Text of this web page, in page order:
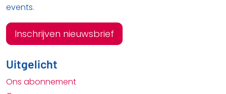
events.
Inschrijven nieuwsbrief
Uitgelicht
Ons abonnement